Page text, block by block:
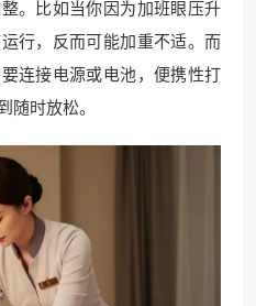
。比如当你因为加班眼压升
行，反而可能加重不适。而
连接电源或电池，便携性打
时放松。